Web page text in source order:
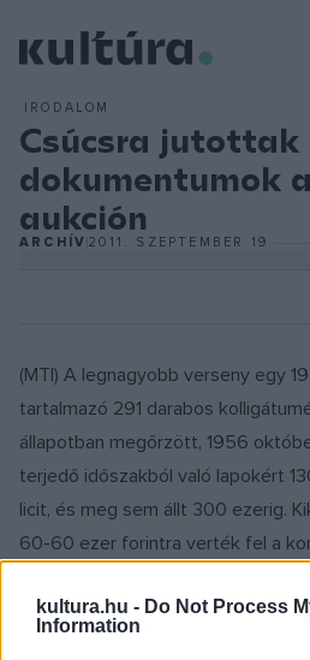
kultura.hu - Do Not Process
Information
IRODALOM
Csúcsra jutottak
dokumentumok
aukción
ARCHÍV2011. SZEPTEMBER 19.
(MTI) A legnagyobb verseny egy
tartalmazó 291 darabos
állapotban megőrzött, 1956
terjedő időszakból való lapokért
licit, és meg sem állt 300 ezerig.
60-60 ezer forintra verték fel a
piroscsíkos, bizalmas kiadását az